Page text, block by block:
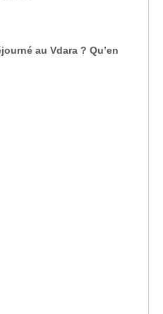
au Vdara ? Qu’en